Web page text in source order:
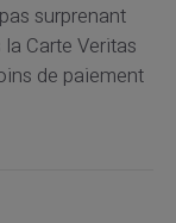
surprenant
Carte Veritas
de paiement